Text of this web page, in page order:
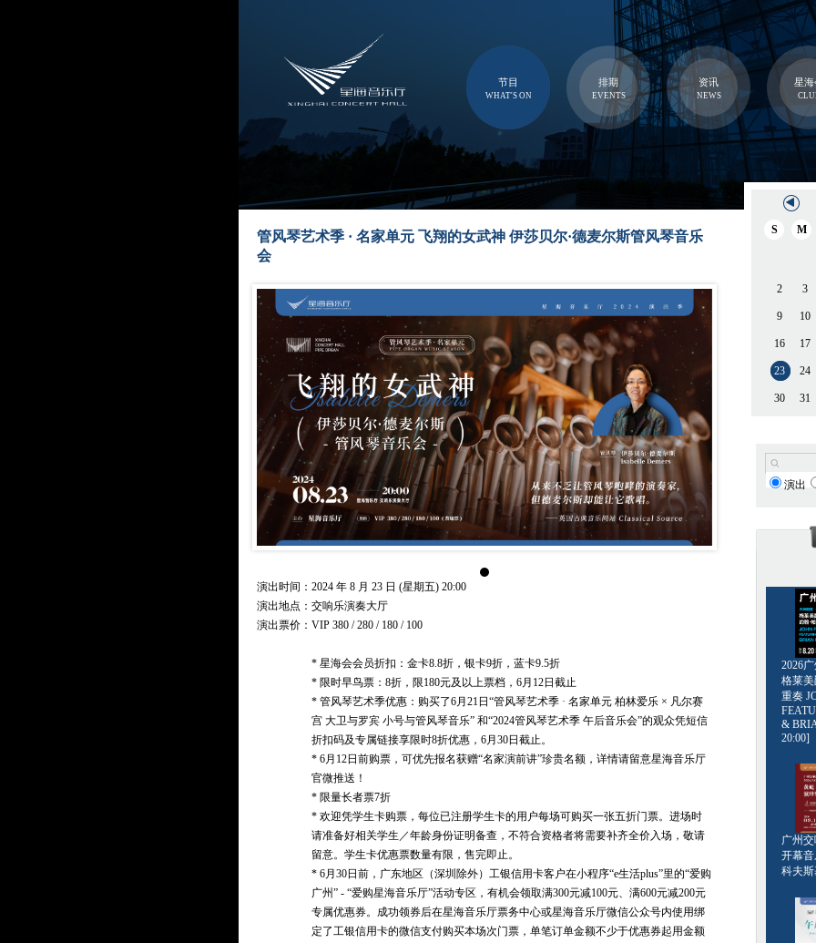
节目
WHAT'S ON
排期
EVENTS
资讯
NEWS
星海
管风琴艺术季 · 名家单元 飞翔的女武神 伊莎贝尔·德麦尔斯管风琴音乐
会
演出时间：2024 年 8 月 23 日 (星期五) 20:00
演出地点：交响乐演奏大厅
演出票价： VIP 380 / 280 / 180 / 100
* 星海会会员折扣：金卡8.8折，银卡9折，蓝卡9.5折
* 限时早鸟票：8折，限180元及以上票档，6月12日截止
* 管风琴艺术季优惠：购买了6月21日“管风琴艺术季 · 名家单元 柏林爱乐 × 凡尔赛
宫 大卫与罗宾 小号与管风琴音乐” 和“2024管风琴艺术季 午后音乐会”的观众凭短信
折扣码及专属链接享限时8折优惠，6月30日截止。
* 6月12日前购票，可优先报名获赠“名家演前讲”珍贵名额，详情请留意星海音乐厅
官微推送！
* 限量长者票7折
* 欢迎凭学生卡购票，每位已注册学生卡的用户每场可购买一张五折门票。进场时
请准备好相关学生／年龄身份证明备查，不符合资格者将需要补齐全价入场，敬请
留意。学生卡优惠票数量有限，售完即止。
* 6月30日前，广东地区（深圳除外）工银信用卡客户在小程序“e生活plus”里的“爱购
广州” - “爱购星海音乐厅”活动专区，有机会领取满300元减100元、满600元减200元
专属优惠券。成功领券后在星海音乐厅票务中心或星海音乐厅微信公众号内使用绑
定了工银信用卡的微信支付购买本场次门票，单笔订单金额不少于优惠券起用金额
S M
2 3
9 10
16 17
23 24
30 31
演出
2026
格莱美
重奏
&
20:00]
广州
开幕
科夫斯